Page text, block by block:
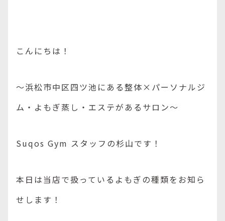
こんにちは！
〜浜松市中区四ツ池にある整体×パーソナルジ
ム・よもぎ蒸し・エステがあるサロン〜
Suqos Gym スタッフの杉山です！
本日は当店で扱っているよもぎの種類をお知ら
せします！